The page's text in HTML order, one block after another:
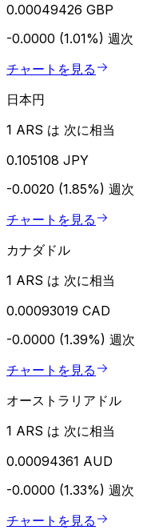
0.00049426 GBP
-0.0000 (1.01%) 週次
チャートを見る
日本円
1 ARS は 次に相当
0.105108 JPY
-0.0020 (1.85%) 週次
チャートを見る
カナダドル
1 ARS は 次に相当
0.00093019 CAD
-0.0000 (1.39%) 週次
チャートを見る
オーストラリアドル
1 ARS は 次に相当
0.00094361 AUD
-0.0000 (1.33%) 週次
チャートを見る